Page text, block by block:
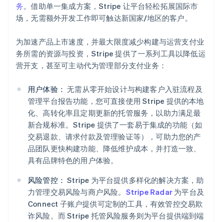
务。借助单一集成方案，Stripe 让平台轻松拓展国际市
场，无需额外开发工作即可触达新国家/地区的客户。
为加速产品上市速度，并最大限度减少构建与运营支付业
务所需的资源与投资，Stripe 提供了一系列工具以降低运
营开支，甚至可主动代为管理部分支付业务：
用户体验： 无需从零开始设计与构建客户入驻流程及
管理平台报告功能，您可直接使用 Stripe 提供的本地
化、高转化率且定期更新的托管服务，以助力满足最
新合规标准。Stripe 提供了一套易于集成的功能（如
交易退款、请求付款及管理验证等），可助力您的产
品团队更快构建功能、降低维护成本，并打造一致、
具有品牌特色的用户体验。
风险管控： Stripe 为平台提供多样化的解决方案，助
力管理交易风险与商户风险。 Stripe Radar 为平台及
Connect 子账户提供可定制的工具，有效管控交易欺
诈风险。而 Stripe 托管风险服务则为平台提供端到端